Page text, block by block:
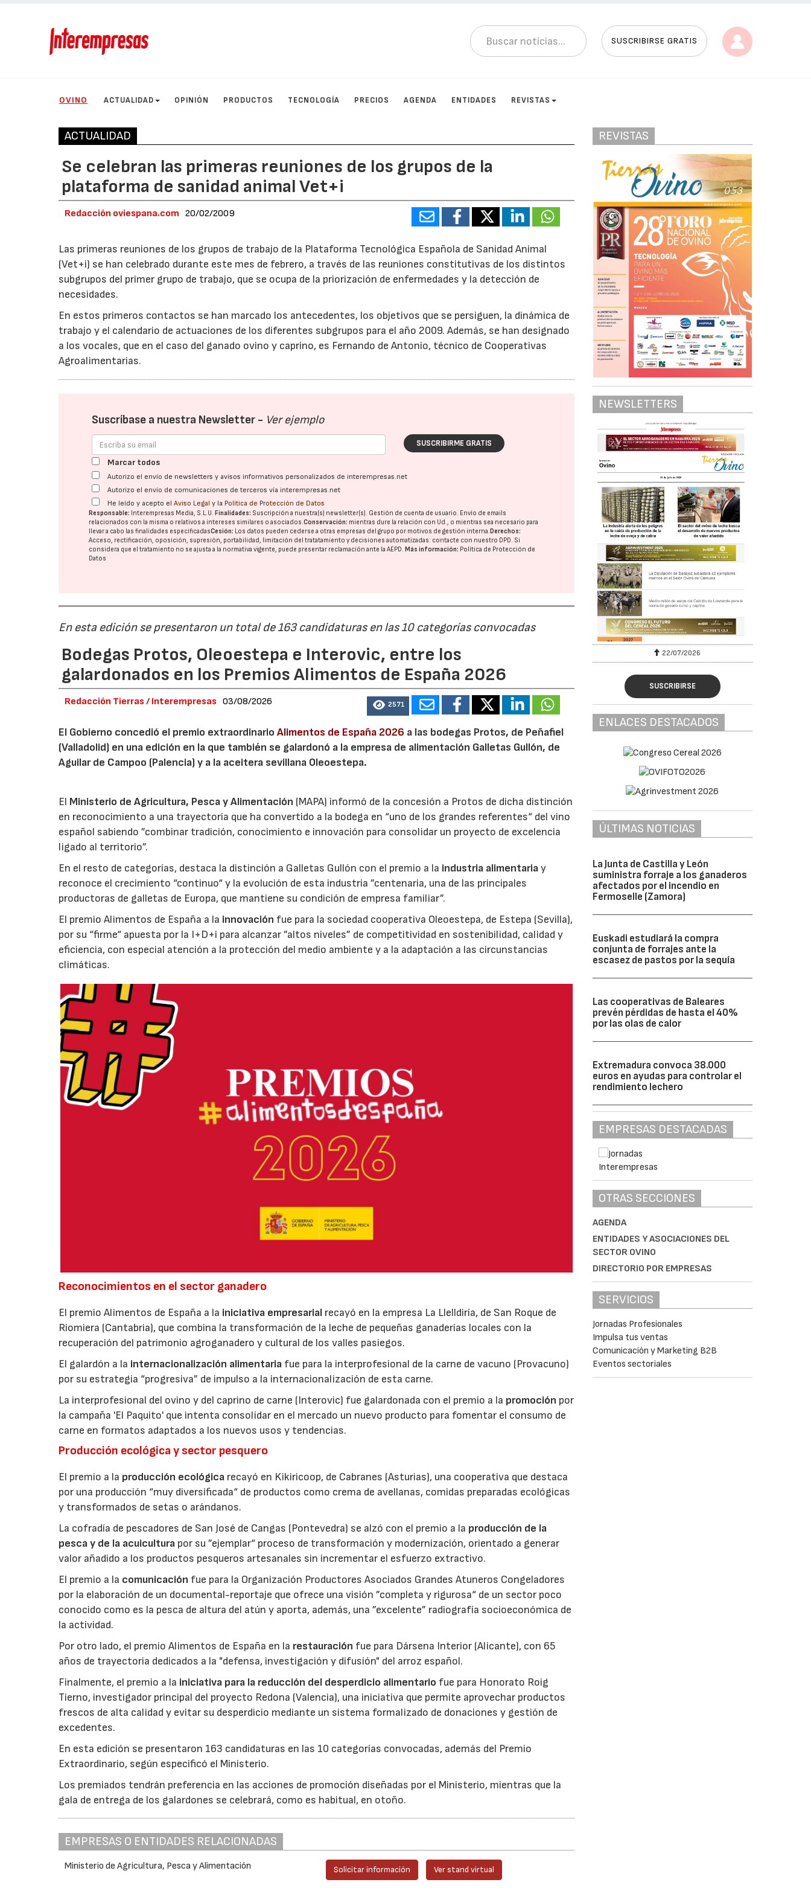
SUSCRIBIRSE GRATIS
OVINO ACTUALIDAD OPINIÓN PRODUCTOS TECNOLOGÍA PRECIOS AGENDA ENTIDADES REVISTAS
ACTUALIDAD
Se celebran las primeras reuniones de los grupos de la
plataforma de sanidad animal Vet+i
Redacción oviespana.com 20/02/2009
Las primeras reuniones de los grupos de trabajo de la Plataforma Tecnológica Española de Sanidad Animal
(Vet+i) se han celebrado durante este mes de febrero, a través de las reuniones constitutivas de los distintos
subgrupos del primer grupo de trabajo, que se ocupa de la priorización de enfermedades y la detección de
necesidades.
En estos primeros contactos se han marcado los antecedentes, los objetivos que se persiguen, la dinámica de
trabajo y el calendario de actuaciones de los diferentes subgrupos para el año 2009. Además, se han designado
a los vocales, que en el caso del ganado ovino y caprino, es Fernando de Antonio, técnico de Cooperativas
Agroalimentarias.
Suscríbase a nuestra Newsletter - Ver ejemplo
SUSCRIBIRME GRATIS
Marcar todos
Autorizo el envío de newsletters y avisos informativos personalizados de interempresas.net
Autorizo el envío de comunicaciones de terceros vía interempresas.net
He leído y acepto elAviso Legal y la Política de Protección de Datos
Responsable: Interempresas Media, S.L.U. Finalidades: Suscripción a nuestra(s) newsletter(s). Gestión de cuenta de usuario. Envío de emails
relacionados con la misma o relativos a intereses similares o asociados.Conservación: mientras dure la relación con Ud., o mientras sea necesario para
llevar a cabo las finalidades especificadasCesión: Los datos pueden cederse a otras empresas del grupo por motivos de gestión interna. Derechos:
Acceso, rectificación, oposición, supresión, portabilidad, limitación del tratatamiento y decisiones automatizadas: contacte con nuestro DPD. Si
considera que el tratamiento no se ajusta a la normativa vigente, puede presentar reclamación ante laAEPD. Más información: Política de Protección de
Datos
En esta edición se presentaron un total de 163 candidaturas en las 10 categorías convocadas
Bodegas Protos, Oleoestepa e Interovic, entre los
galardonados en los Premios Alimentos de España 2026
Redacción Tierras / Interempresas 03/08/2026 2571
El Gobierno concedió el premio extraordinarioAlimentos de España 2026 a las bodegas Protos, de Peñafiel
(Valladolid) en una edición en la que también se galardonó a la empresa de alimentación Galletas Gullón, de
Aguilar de Campoo (Palencia) y a la aceitera sevillana Oleoestepa.
El Ministerio de Agricultura, Pesca y Alimentación (MAPA) informó de la concesión a Protos de dicha distinción
en reconocimiento a una trayectoria que ha convertido a la bodega en “uno de los grandes referentes“ del vino
español sabiendo ”combinar tradición, conocimiento e innovación para consolidar un proyecto de excelencia
ligado al territorio”.
En el resto de categorías, destaca la distinción a Galletas Gullón con el premio a la industria alimentariay
reconoce el crecimiento “continuo“ y la evolución de esta industria ”centenaria, una de las principales
productoras de galletas de Europa, que mantiene su condición de empresa familiar”.
El premio Alimentos de España a la innovación fue para la sociedad cooperativa Oleoestepa, de Estepa (Sevilla),
por su “firme“ apuesta por la I+D+i para alcanzar ”altos niveles” de competitividad en sostenibilidad, calidad y
eficiencia, con especial atención a la protección del medio ambiente y a la adaptación a las circunstancias
climáticas.
Reconocimientos en el sector ganadero
El premio Alimentos de España a la iniciativa empresarial recayó en la empresa La Llelldiría, de San Roque de
Riomiera (Cantabria), que combina la transformación de la leche de pequeñas ganaderías locales con la
recuperación del patrimonio agroganadero y cultural de los valles pasiegos.
El galardón a la internacionalización alimentaria fue para la interprofesional de la carne de vacuno (Provacuno)
por su estrategia “progresiva” de impulso a la internacionalización de esta carne.
La interprofesional del ovino y del caprino de carne (Interovic) fue galardonada con el premio a la promoción por
la campaña 'El Paquito' que intenta consolidar en el mercado un nuevo producto para fomentar el consumo de
carne en formatos adaptados a los nuevos usos y tendencias.
Producción ecológica y sector pesquero
El premio a la producción ecológica recayó en Kikiricoop, de Cabranes (Asturias), una cooperativa que destaca
por una producción “muy diversificada“ de productos como crema de avellanas, comidas preparadas ecológicas
y transformados de setas o arándanos.
La cofradía de pescadores de San José de Cangas (Pontevedra) se alzó con el premio a la producción de la
pesca y de la acuicultura por su ”ejemplar“ proceso de transformación y modernización, orientado a generar
valor añadido a los productos pesqueros artesanales sin incrementar el esfuerzo extractivo.
El premio a la comunicación fue para la Organización Productores Asociados Grandes Atuneros Congeladores
por la elaboración de un documental-reportaje que ofrece una visión ”completa y rigurosa“ de un sector poco
conocido como es la pesca de altura del atún y aporta, además, una ”excelente” radiografía socioeconómica de
la actividad.
Por otro lado, el premio Alimentos de España en la restauración fue para Dársena Interior (Alicante), con 65
años de trayectoria dedicados a la "defensa, investigación y difusión" del arroz español.
Finalmente, el premio a la iniciativa para la reducción del desperdicio alimentario fue para Honorato Roig
Tierno, investigador principal del proyecto Redona (Valencia), una iniciativa que permite aprovechar productos
frescos de alta calidad y evitar su desperdicio mediante un sistema formalizado de donaciones y gestión de
excedentes.
En esta edición se presentaron 163 candidaturas en las 10 categorías convocadas, además del Premio
Extraordinario, según especificó el Ministerio.
Los premiados tendrán preferencia en las acciones de promoción diseñadas por el Ministerio, mientras que la
gala de entrega de los galardones se celebrará, como es habitual, en otoño.
EMPRESAS O ENTIDADES RELACIONADAS
Ministerio de Agricultura, Pesca y Alimentación Solicitar información Ver stand virtual
REVISTAS
NEWSLETTERS
22/07/2026 22/07/2026
SUSCRIBIRSE
ENLACES DESTACADOS
ÚLTIMAS NOTICIAS
La Junta de Castilla y León
suministra forraje a los ganaderos
afectados por el incendio en
Fermoselle (Zamora)
Euskadi estudiará la compra
conjunta de forrajes ante la
escasez de pastos por la sequía
Las cooperativas de Baleares
prevén pérdidas de hasta el 40%
por las olas de calor
Extremadura convoca 38.000
euros en ayudas para controlar el
rendimiento lechero
EMPRESAS DESTACADAS
OTRAS SECCIONES
AGENDA
ENTIDADES Y ASOCIACIONES DEL
SECTOR OVINO
DIRECTORIO POR EMPRESAS
SERVICIOS
Jornadas Profesionales
Impulsa tus ventas
Comunicación y Marketing B2B
Eventos sectoriales